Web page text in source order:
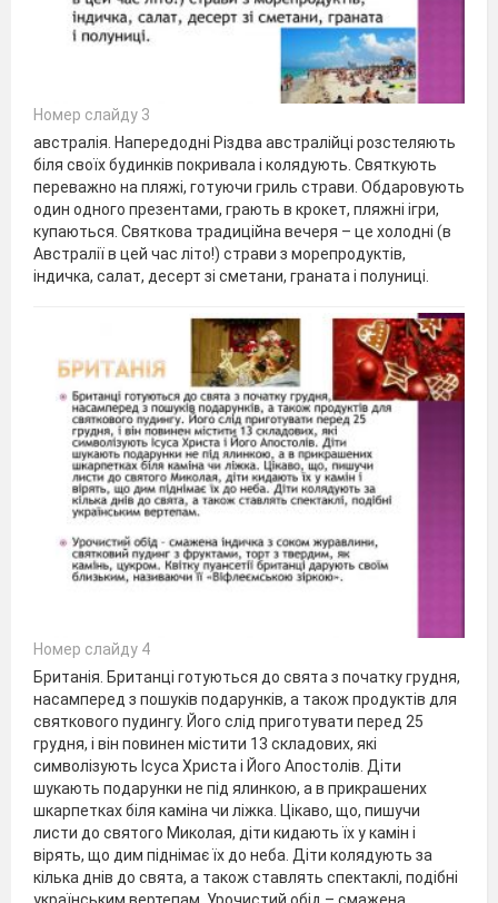
Номер слайду 3
австралія. Напередодні Різдва австралійці розстеляють
біля своїх будинків покривала і колядують. Святкують
переважно на пляжі, готуючи гриль страви. Обдаровують
один одного презентами, грають в крокет, пляжні ігри,
купаються. Святкова традиційна вечеря – це холодні (в
Австралії в цей час літо!) страви з морепродуктів,
індичка, салат, десерт зі сметани, граната і полуниці.
Номер слайду 4
Британія. Британці готуються до свята з початку грудня,
насамперед з пошуків подарунків, а також продуктів для
святкового пудингу. Його слід приготувати перед 25
грудня, і він повинен містити 13 складових, які
символізують Ісуса Христа і Його Апостолів. Діти
шукають подарунки не під ялинкою, а в прикрашених
шкарпетках біля каміна чи ліжка. Цікаво, що, пишучи
листи до святого Миколая, діти кидають їх у камін і
вірять, що дим піднімає їх до неба. Діти колядують за
кілька днів до свята, а також ставлять спектаклі, подібні